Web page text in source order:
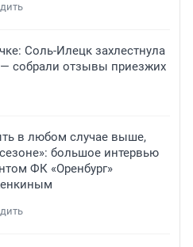
Соль-Илецк захлестнула
— собрали отзывы приезжих
в любом случае выше,
большое интервью
ФК «Оренбург»